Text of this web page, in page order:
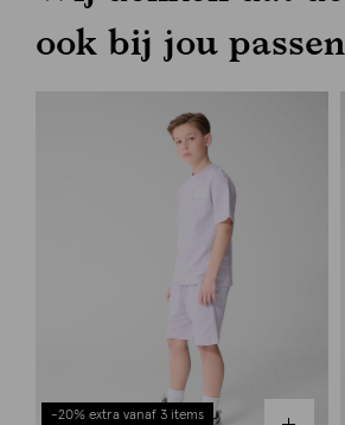
ook bij jou passen
-20% extra vanaf 3 items